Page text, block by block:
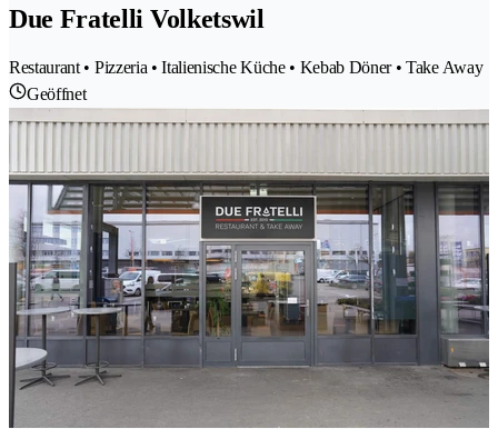
Due Fratelli Volketswil
Restaurant • Pizzeria • Italienische Küche • Kebab Döner • Take Away
Geöffnet